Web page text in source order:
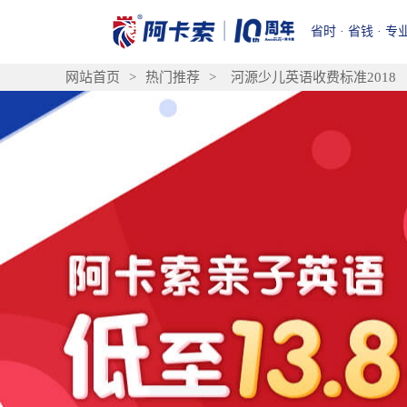
省时 · 省钱 · 专
网站首页 > 热门推荐 > 河源少儿英语收费标准2018